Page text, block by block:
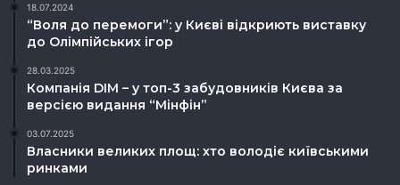
18.07.2024
“Воля до перемоги”: у Києві відкриють виставку
до Олімпійських ігор
28.03.2025
Компанія DIM – у топ-3 забудовників Києва за
версією видання “Мінфін”
03.07.2025
Власники великих площ: хто володіє київськими
ринками